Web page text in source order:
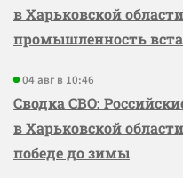
в Харьковской
промышленность
04 авг в 10:46
Сводка СВО:
в Харьковской
победе до зимы